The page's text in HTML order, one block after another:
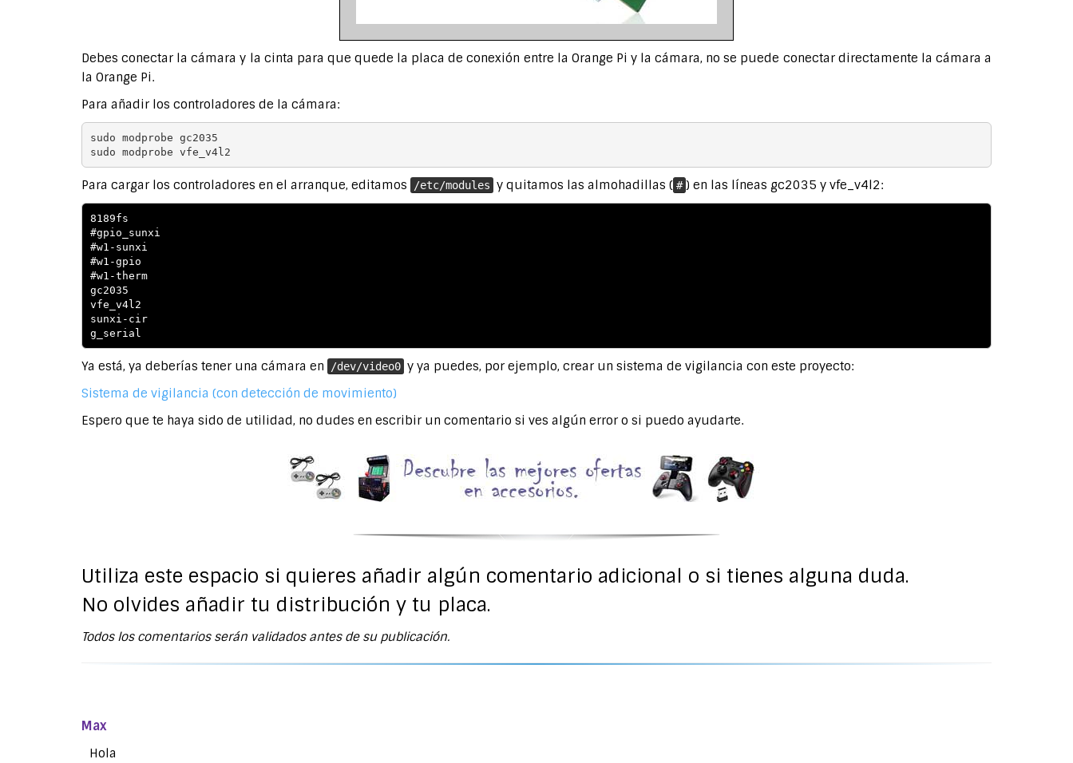
Debes conectar la cámara y la cinta para que quede la placa de conexión entre la Orange Pi y la cámara, no se puede conectar directamente la cámara a
la Orange Pi.
Para añadir los controladores de la cámara:
sudo modprobe gc2035
sudo modprobe vfe_v4l2
Para cargar los controladores en el arranque, editamos /etc/modules y quitamos las almohadillas ( # ) en las líneas gc2035 y vfe_v4l2:
8189fs
#gpio_sunxi
#w1-sunxi
#w1-gpio
#w1-therm
gc2035
vfe_v4l2
sunxi-cir
g_serial
Ya está, ya deberías tener una cámara en /dev/video0 y ya puedes, por ejemplo, crear un sistema de vigilancia con este proyecto:
Sistema de vigilancia (con detección de movimiento)
Espero que te haya sido de utilidad, no dudes en escribir un comentario si ves algún error o si puedo ayudarte.
Utiliza este espacio si quieres añadir algún comentario adicional o si tienes alguna duda.
No olvides añadir tu distribución y tu placa.
Todos los comentarios serán validados antes de su publicación.
Max
Hola